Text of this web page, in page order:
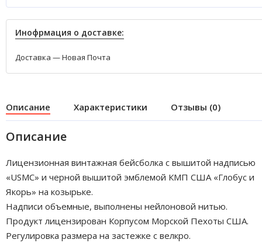
Инофрмация о доставке:
Доставка — Новая Почта
Описание Характеристики Отзывы (0)
Описание
Лицензионная винтажная бейсболка с вышитой надписью
«USMC» и черной вышитой эмблемой КМП США «Глобус и
Якорь» на козырьке.
Надписи объемные, выполнены нейлоновой нитью.
Продукт лицензирован Корпусом Морской Пехоты США.
Регулировка размера на застежке с велкро.